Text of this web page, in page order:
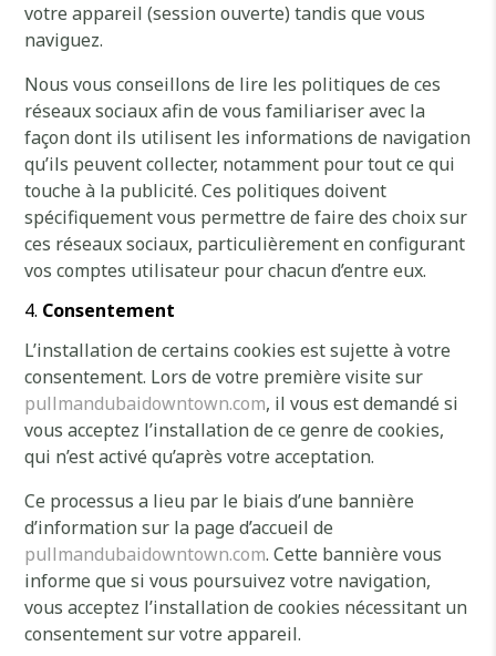
votre appareil (session ouverte) tandis que vous
naviguez.
Nous vous conseillons de lire les politiques de ces
réseaux sociaux afin de vous familiariser avec la
façon dont ils utilisent les informations de navigation
qu’ils peuvent collecter, notamment pour tout ce qui
touche à la publicité. Ces politiques doivent
spécifiquement vous permettre de faire des choix sur
ces réseaux sociaux, particulièrement en configurant
vos comptes utilisateur pour chacun d’entre eux.
Consentement
L’installation de certains cookies est sujette à votre
consentement. Lors de votre première visite sur
pullmandubaidowntown.com, il vous est demandé si
vous acceptez l’installation de ce genre de cookies,
qui n’est activé qu’après votre acceptation.
Ce processus a lieu par le biais d’une bannière
d’information sur la page d’accueil de
pullmandubaidowntown.com. Cette bannière vous
informe que si vous poursuivez votre navigation,
vous acceptez l’installation de cookies nécessitant un
consentement sur votre appareil.